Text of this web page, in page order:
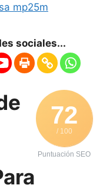
mp25m
sociales...
72
/ 100
Puntuación SEO